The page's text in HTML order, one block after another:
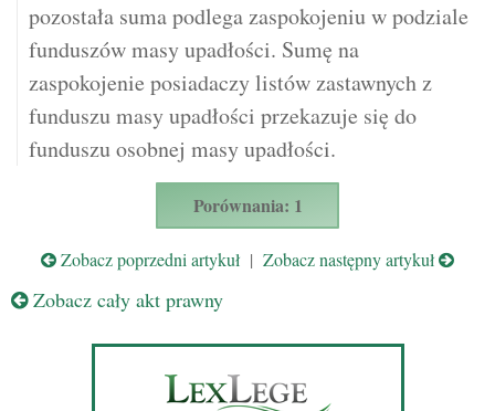
pozostała suma podlega zaspokojeniu w podziale
funduszów masy upadłości. Sumę na
zaspokojenie posiadaczy listów zastawnych z
funduszu masy upadłości przekazuje się do
funduszu osobnej masy upadłości.
Porównania: 1
Zobacz poprzedni artykuł | Zobacz następny artykuł
Zobacz cały akt prawny